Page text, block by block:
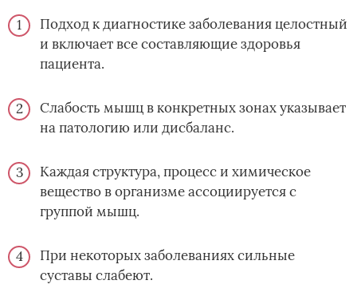
Подход к диагностике заболевания целостный
и включает все составляющие здоровья
пациента.
Слабость мышц в конкретных зонах указывает
на патологию или дисбаланс.
Каждая структура, процесс и химическое
вещество в организме ассоциируется с
группой мышц.
При некоторых заболеваниях сильные
суставы слабеют.